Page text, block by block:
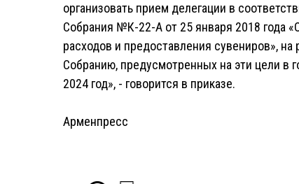
организовать прием делегации в
Собрания №К-22-А от 25 января 2018 года
расходов и предоставления сувениров»,
Собранию, предусмотренных на эти цели в
2024 год», - говорится в приказе.
Арменпресс